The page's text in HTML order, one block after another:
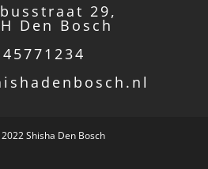
29,
Den Bosch
Shisha Den Bosch